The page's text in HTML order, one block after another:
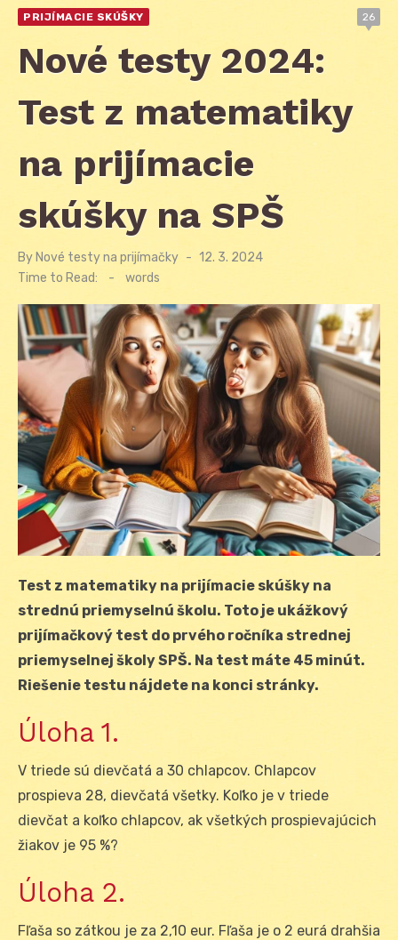
PRIJÍMACIE SKÚŠKY 26
Nové testy 2024:
Test z matematiky
na prijímacie
skúšky na SPŠ
By Nové testy na prijímačky
Posted
12. 3. 2024
Time to Read:
- words
Test z matematiky na prijímacie skúšky na
strednú priemyselnú školu. Toto je ukážkový
prijímačkový test do prvého ročníka strednej
priemyselnej školy SPŠ. Na test máte 45 minút.
Riešenie testu nájdete na konci stránky.
Úloha 1.
V triede sú dievčatá a 30 chlapcov. Chlapcov
prospieva 28, dievčatá všetky. Koľko je v triede
dievčat a koľko chlapcov, ak všetkých prospievajúcich
žiakov je 95 %?
Úloha 2.
Fľaša so zátkou je za 2,10 eur. Fľaša je o 2 eurá drahšia